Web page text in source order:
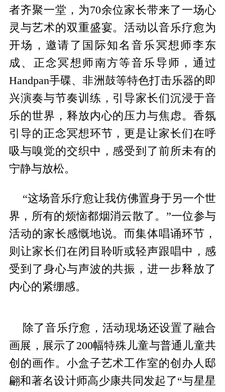
者齐聚一堂，为70余位家长带来了一场心
灵与艺术的双重盛宴。活动以音乐疗愈为
开场，邀请了国际知名音乐冥想师李东
成、正念冥想师南方等音乐导师，通过
Handpan手碟、非洲鼓等特色打击乐器的即
兴演奏与节奏训练，引导家长们沉浸于音
乐的世界，释放内心的压力与焦虑。香氛
引导的正念冥想环节，更是让家长们在呼
吸与嗅觉的交织中，感受到了前所未有的
宁静与放松。
“这场音乐疗愈让我仿佛置身于另一个世
界，所有的烦恼都烟消云散了。”一位参与
活动的家长感慨地说。而集体唱诵环节，
则让家长们在闭目聆听或轻声跟唱中，感
受到了身心与声波的共振，进一步释放了
内心的紧绷感。
除了音乐疗愈，活动现场还设置了融合
画展，展示了200幅特殊儿童与普通儿童共
创的画作。小盒子艺术工作室的创办人邸
翩和著名设计师高少康共同发起了“与星星